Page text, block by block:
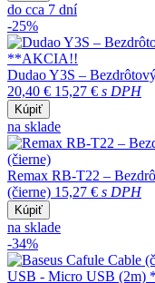
do cca 7 dní
-25%
Dudao Y3S –
20,40 € 15,27 € s DPH
Kúpiť
na sklade
Remax RB-T22 –
(čierne) 15,27 € s DPH
Kúpiť
na sklade
-34%